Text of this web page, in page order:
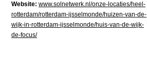
Website: www.solnetwerk.nl/onze-locaties/heel-
rotterdam/rotterdam-ijsselmonde/huizen-van-de-
wijk-in-rotterdam-ijsselmonde/huis-van-de-wijk-
de-focus/